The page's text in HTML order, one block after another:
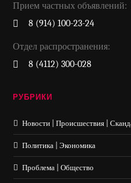
Прием частных объявлений:
8 (914) 100-23-24
Отдел распространения:
8 (4112) 300-028
РУБРИКИ
Новости | Происшествия |
Политика | Экономика
Проблема | Общество